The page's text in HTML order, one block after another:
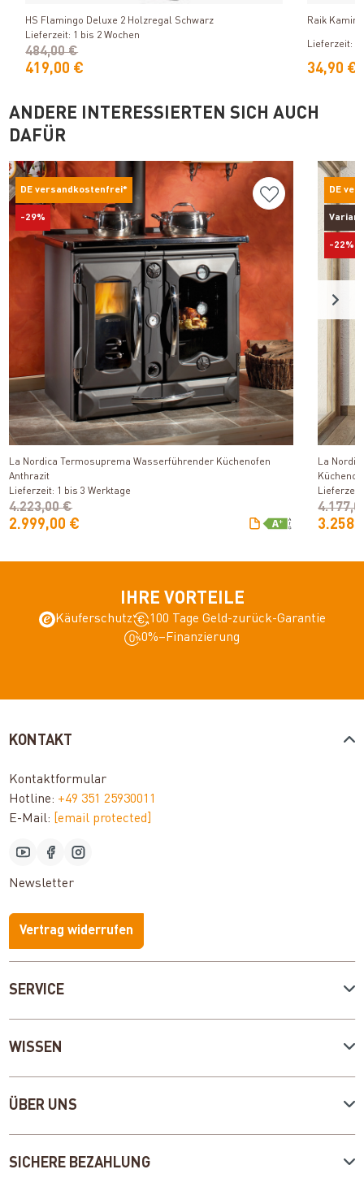
HS Flamingo Deluxe 2 Holzregal Schwarz
Lieferzeit: 1 bis 2 Wochen
419,00 €
484,00 €
Raik
Lieferzeit: 1
34,90 €
ANDERE INTERESSIERTEN SICH AUCH
DAFÜR
DE versandkostenfrei*
-29%
Produkt ansehen
La Nordica Termosuprema Wasserführender Küchenofen
Anthrazit
Lieferzeit: 1 bis 3 Werktage
2.999,00 €
4.223,00 €
DE
-22%
La
IHRE VORTEILE
Käuferschutz
100 Tage Geld-zurück-Garantie
0%–Finanzierung
SERVICE
WISSEN
ÜBER UNS
KONTAKT
Kontaktformular
Hotline: +49 351 25930011
E-Mail: [email protected]
Newsletter
Vertrag widerrufen
SICHERE BEZAHLUNG